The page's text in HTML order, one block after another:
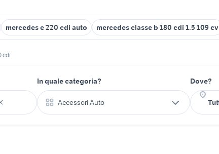
mercedes e 220 cdi auto mercedes classe b 180 cdi 1.5 109 cv
cdi
In quale categoria?
Accessori Auto
Dove?